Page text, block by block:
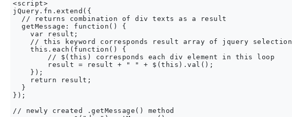
<script>
jQuery.fn.extend({
  // returns combination of div texts as a result
  getMessage: function() {
    var result;
    // this keyword corresponds result array of jquery selection
    this.each(function() {
        // $(this) corresponds each div element in this loop
        result = result + " " + $(this).val();
    });
    return result;
  }
});
// newly created .getMessage() method